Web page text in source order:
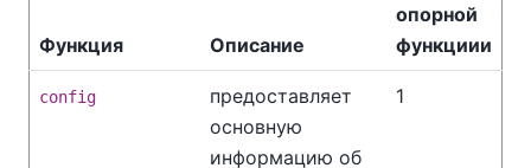
Функция Описание
опорной
функциии
config
предоставляет
основную
информацию об
1